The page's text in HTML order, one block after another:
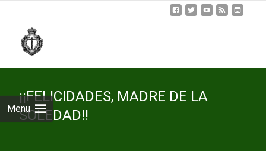
Menu
¡¡FELICIDADES, MADRE DE LA
SOLEDAD!!